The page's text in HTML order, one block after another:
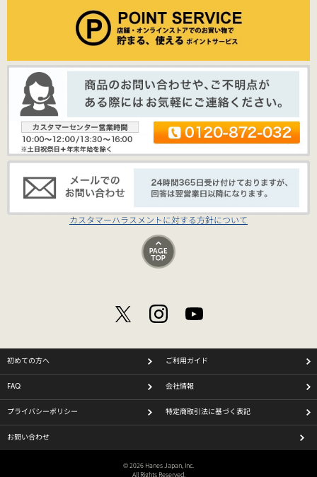
カスタマーハラスメントに対する方針について
初めての方へ ご利用ガイド
FAQ 会社情報
プライバシーポリシー 特定商取引法に基づく表記
お問い合わせ
© 2026 Hanes Japan, Inc.
All Rights Reserved.